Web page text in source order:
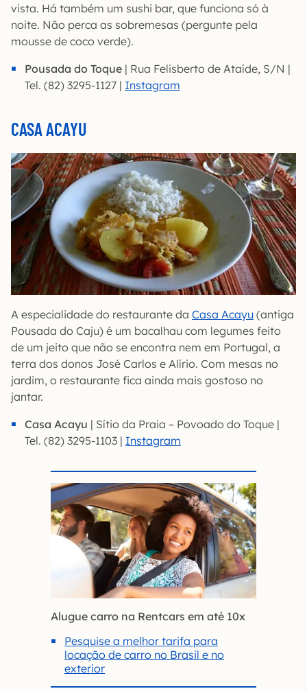
vista. Há também um sushi bar, que funciona só à
noite. Não perca as sobremesas (pergunte pela
mousse de coco verde).
Pousada do Toque | Rua Felisberto de Ataíde, S/N |
Tel. (82) 3295-1127 | Instagram
CASA ACAYU
A especialidade do restaurante da Casa Acayu (antiga
Pousada do Caju) é um bacalhau com legumes feito
de um jeito que não se encontra nem em Portugal, a
terra dos donos José Carlos e Alírio. Com mesas no
jardim, o restaurante fica ainda mais gostoso no
jantar.
Casa Acayu | Sítio da Praia – Povoado do Toque |
Tel. (82) 3295-1103 | Instagram
Alugue carro na Rentcars em até 10x
Pesquise a melhor tarifa para
locação de carro no Brasil e no
exterior